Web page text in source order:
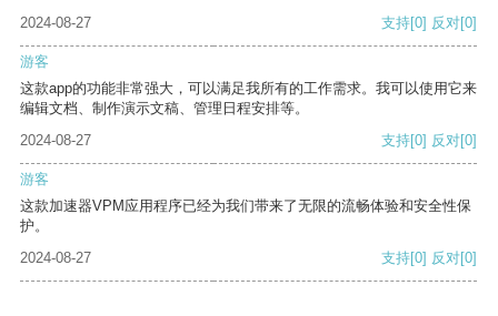
2024-08-27 支持[0] 反对[0]
游客
这款app的功能非常强大，可以满足我所有的工作需求。我可以使用它来
编辑文档、制作演示文稿、管理日程安排等。
2024-08-27
支持[0] 反对[0]
游客
这款加速器VPM应用程序已经为我们带来了无限的流畅体验和安全性保
护。
2024-08-27
支持[0] 反对[0]